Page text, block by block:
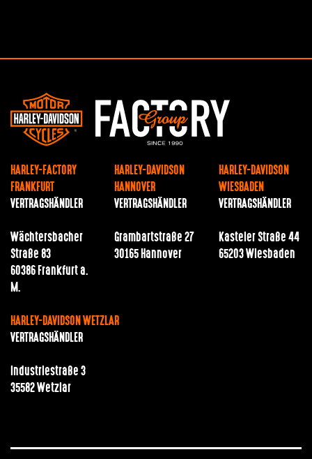
HARLEY-FACTORY
FRANKFURT
VERTRAGSHÄNDLER
Wächtersbacher
Straße 83
60386 Frankfurt a.
M.
HARLEY-DAVIDSON
HANNOVER
VERTRAGSHÄNDLER
Grambartstraße 27
30165 Hannover
HARLEY-DAVIDSON
WIESBADEN
VERTRAGSHÄNDLER
Kasteler Straße 44
65203 Wiesbaden
HARLEY-DAVIDSON WETZLAR
VERTRAGSHÄNDLER
Industriestraße 3
35582 Wetzlar